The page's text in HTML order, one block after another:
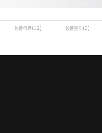
상품리뷰(12) 상품문의(0)